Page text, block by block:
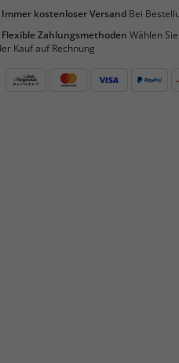
kostenloser VersandBei
Zahlungsmethoden Wählen
Kauf auf Rechnung